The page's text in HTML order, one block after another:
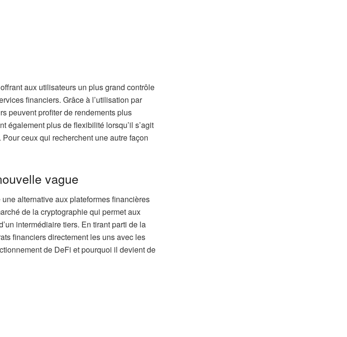
aux utilisateurs un plus grand contrôle
financiers. Grâce à l’utilisation par
peuvent profiter de rendements plus
également plus de flexibilité lorsqu’il s’agit
ceux qui recherchent une autre façon
vague
alternative aux plateformes financières
de la cryptographie qui permet aux
intermédiaire tiers. En tirant parti de la
financiers directement les uns avec les
de DeFi et pourquoi il devient de